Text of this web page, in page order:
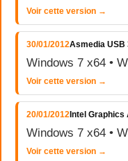
Voir cette version →
30/01/2012Asmedia USB
Windows 7 x64 •
Voir cette version →
20/01/2012 Intel
Windows 7 x64 •
Voir cette version →